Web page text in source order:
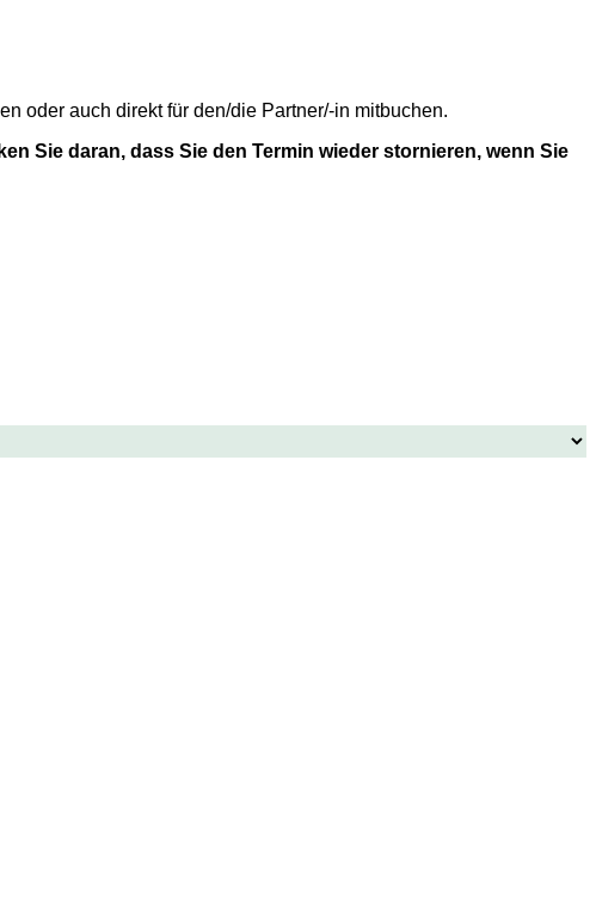
oder auch direkt für den/die Partner/-in mitbuchen.
Sie daran, dass Sie den Termin wieder stornieren, wenn Sie